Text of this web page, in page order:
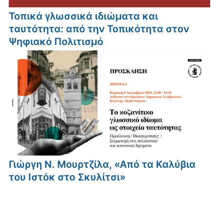
Τοπικά γλωσσικά ιδιώματα και
ταυτότητα: από την Τοπικότητα στον
Ψηφιακό Πολιτισμό
Γιώργη Ν. Μουρτζίλα, «Από τα Καλύβια
του Ιστόκ στο Σκυλίτσι»